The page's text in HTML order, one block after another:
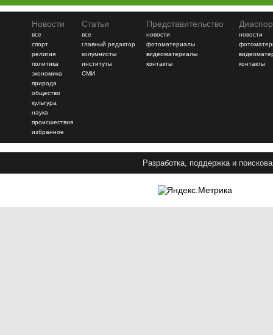
Новости
все
спорт
религия
политика
экономика
природа
общество
культура
наука
происшествия
избранное
Статьи
все
главный редактор
колумнисты
институты
СМИ
Представительство
новости
фотоматериалы
видеоматериалы
контакты
новости
контакты
Разработка, поддержка и